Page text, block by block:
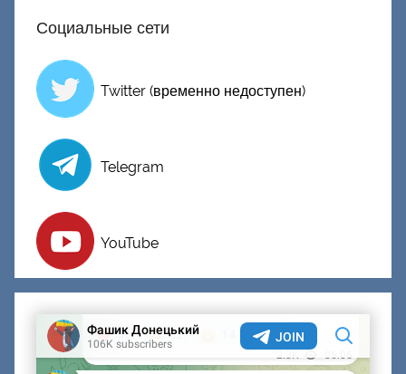
Социальные сети
Twitter (временно недоступен)
Telegram
YouTube